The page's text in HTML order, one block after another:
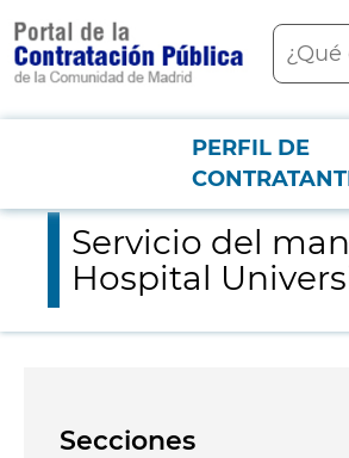
contenido
principal
Buscar
Menú PCON
PERFIL DE
Servicio del mantenimiento de los
Servicio del
Hospital
Secciones